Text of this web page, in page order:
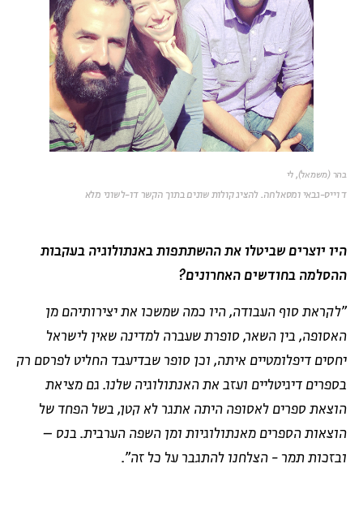
בהר (משמאל), לי
ד וייס-גבאי ומסאלחה. להציג קולות שונים בתוך הקשר דו-לשוני מלא
היו יוצרים שביטלו את ההשתתפות באנתולוגיה בעקבות
ההסלמה בחודשים האחרונים?
"לקראת סוף העבודה, היו כמה שמשכו את יצירותיהם מן
האסופה, בין השאר, סופרת שעברה למדינה שאין לישראל
יחסים דיפלומטיים איתה, וכן סופר שבדיעבד החליט לפרסם רק
בספרים דיגיטליים ועזב את האנתולוגיה שלנו. גם מציאת
הוצאת ספרים לאסופה היתה אתגר לא קטן, בשל הפחד של
הוצאות הספרים מאנתולוגיות ומן השפה הערבית. בנס –
ובזכות תמר - הצלחנו להתגבר על כל זה".